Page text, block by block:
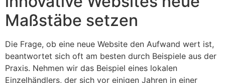
Maßstäbe setzen
Die Frage, ob eine neue Website den Aufwand wert ist,
beantwortet sich oft am besten durch Beispiele aus der
Praxis. Nehmen wir das Beispiel eines lokalen
Einzelhändlers, der sich vor einigen Jahren in einer